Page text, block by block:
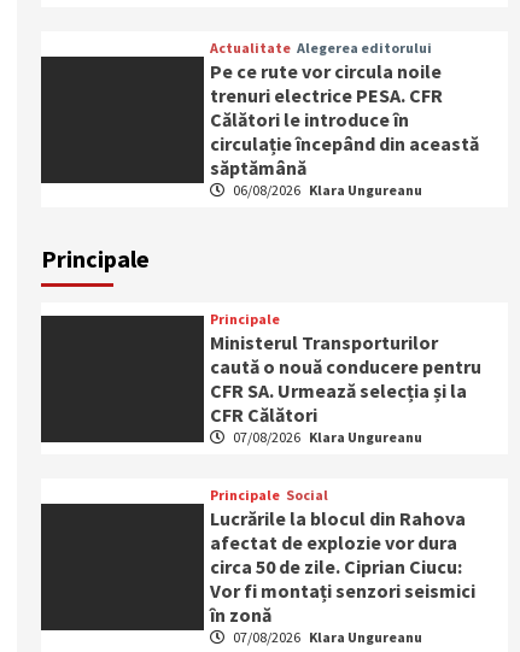
Actualitate Alegerea editorului
Pe ce rute vor circula noile
trenuri electrice PESA. CFR
Călători le introduce în
circulație începând din această
săptămână
06/08/2026 Klara Ungureanu
Principale
Principale
Ministerul Transporturilor
caută o nouă conducere pentru
CFR SA. Urmează selecția și la
CFR Călători
07/08/2026 Klara Ungureanu
Principale Social
Lucrările la blocul din Rahova
afectat de explozie vor dura
circa 50 de zile. Ciprian Ciucu:
Vor fi montați senzori seismici
în zonă
07/08/2026 Klara Ungureanu